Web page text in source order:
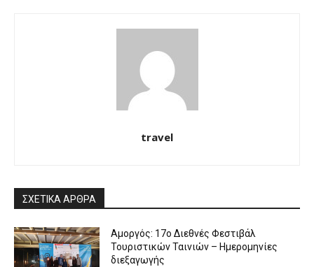
travel
ΣΧΕΤΙΚΑ ΑΡΘΡΑ
Αμοργός: 17ο Διεθνές Φεστιβάλ
Τουριστικών Ταινιών – Ημερομηνίες
διεξαγωγής